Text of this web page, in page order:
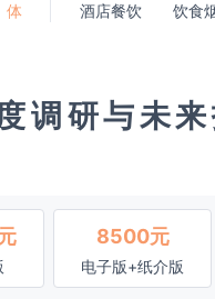
体
酒店餐饮
饮食
调研与未
8500元
电子版+纸介版